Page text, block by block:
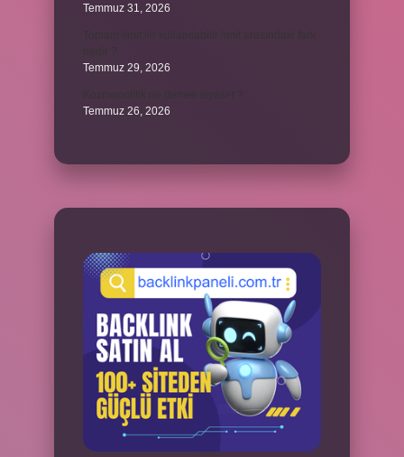
Temmuz 31, 2026
Temmuz 29, 2026
Temmuz 26, 2026